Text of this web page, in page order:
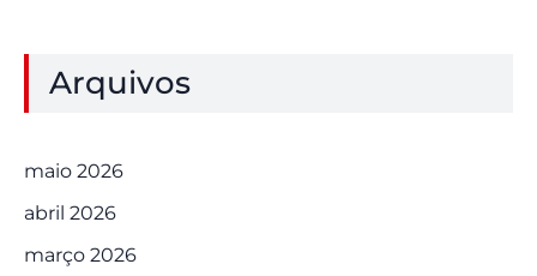
Arquivos
maio 2026
abril 2026
março 2026